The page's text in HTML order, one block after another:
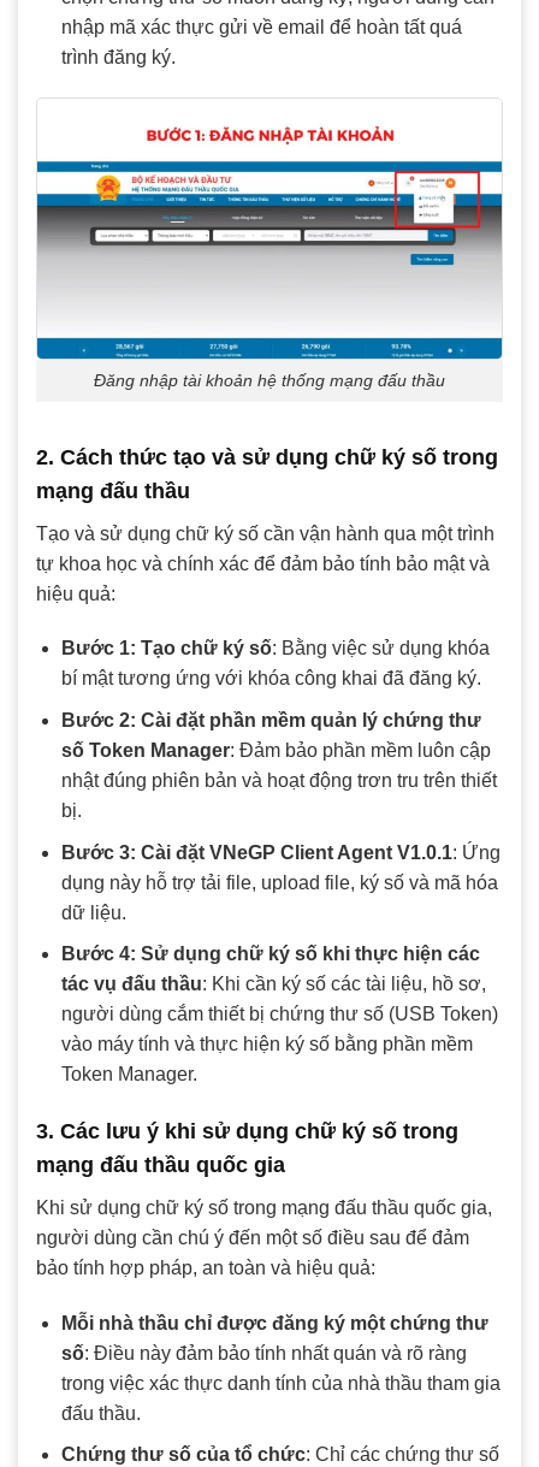
nhập mã xác thực gửi về email để hoàn tất quá
trình đăng ký.
Đăng nhập tài khoản hệ thống mạng đấu thầu
2. Cách thức tạo và sử dụng chữ ký số trong
mạng đấu thầu
Tạo và sử dụng chữ ký số cần vận hành qua một trình
tự khoa học và chính xác để đảm bảo tính bảo mật và
hiệu quả:
Bước 1: Tạo chữ ký số: Bằng việc sử dụng khóa
bí mật tương ứng với khóa công khai đã đăng ký.
Bước 2: Cài đặt phần mềm quản lý chứng thư
số Token Manager: Đảm bảo phần mềm luôn cập
nhật đúng phiên bản và hoạt động trơn tru trên thiết
bị.
Bước 3: Cài đặt VNeGP Client Agent V1.0.1: Ứng
dụng này hỗ trợ tải file, upload file, ký số và mã hóa
dữ liệu.
Bước 4: Sử dụng chữ ký số khi thực hiện các
tác vụ đấu thầu: Khi cần ký số các tài liệu, hồ sơ,
người dùng cắm thiết bị chứng thư số (USB Token)
vào máy tính và thực hiện ký số bằng phần mềm
Token Manager.
3. Các lưu ý khi sử dụng chữ ký số trong
mạng đấu thầu quốc gia
Khi sử dụng chữ ký số trong mạng đấu thầu quốc gia,
người dùng cần chú ý đến một số điều sau để đảm
bảo tính hợp pháp, an toàn và hiệu quả:
Mỗi nhà thầu chỉ được đăng ký một chứng thư
số: Điều này đảm bảo tính nhất quán và rõ ràng
trong việc xác thực danh tính của nhà thầu tham gia
đấu thầu.
Chứng thư số của tổ chức: Chỉ các chứng thư số